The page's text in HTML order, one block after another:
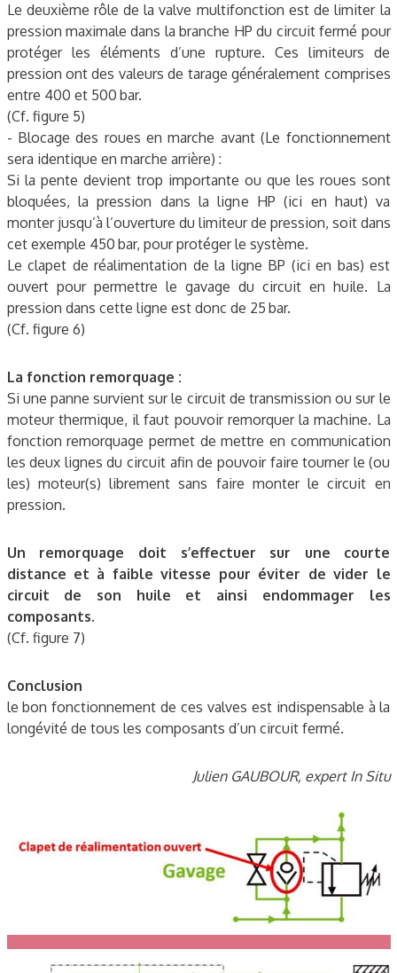
Le deuxième rôle de la valve multifonction est de limiter la
pression maximale dans la branche HP du circuit fermé pour
protéger les éléments d’une rupture. Ces limiteurs de
pression ont des valeurs de tarage généralement comprises
entre 400 et 500 bar.
(Cf. figure 5)
- Blocage des roues en marche avant (Le fonctionnement
sera identique en marche arrière) :
Si la pente devient trop importante ou que les roues sont
bloquées, la pression dans la ligne HP (ici en haut) va
monter jusqu’à l’ouverture du limiteur de pression, soit dans
cet exemple 450 bar, pour protéger le système.
Le clapet de réalimentation de la ligne BP (ici en bas) est
ouvert pour permettre le gavage du circuit en huile. La
pression dans cette ligne est donc de 25 bar.
(Cf. figure 6)
La fonction remorquage :
Si une panne survient sur le circuit de transmission ou sur le
moteur thermique, il faut pouvoir remorquer la machine. La
fonction remorquage permet de mettre en communication
les deux lignes du circuit afin de pouvoir faire tourner le (ou
les) moteur(s) librement sans faire monter le circuit en
pression.
Un remorquage doit s’effectuer sur une courte
distance et à faible vitesse pour éviter de vider le
circuit de son huile et ainsi endommager les
composants.
(Cf. figure 7)
Conclusion
le bon fonctionnement de ces valves est indispensable à la
longévité de tous les composants d’un circuit fermé.
Julien GAUBOUR, expert In Situ